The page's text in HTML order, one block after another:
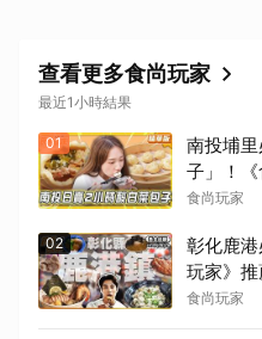
查看更多食尚玩家
最近1小時結果
01
南投埔
子」！
包」
食尚玩家
02
彰化鹿
玩家》推
食尚玩家